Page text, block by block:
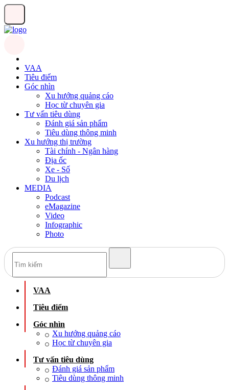
VAA
Tiêu điểm
Góc nhìn
Xu hướng quảng cáo
Học từ chuyên gia
Tư vấn tiêu dùng
Đánh giá sản phẩm
Tiêu dùng thông minh
Xu hướng thị trường
Tài chính - Ngân hàng
Địa ốc
Xe - Số
Du lịch
MEDIA
Podcast
eMagazine
Video
Infographic
Photo
VAA
Tiêu điểm
Góc nhìn
Xu hướng quảng cáo
Học từ chuyên gia
Tư vấn tiêu dùng
Đánh giá sản phẩm
Tiêu dùng thông minh